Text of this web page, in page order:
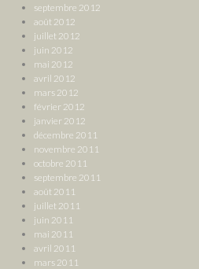
septembre 2012
août 2012
juillet 2012
juin 2012
mai 2012
avril 2012
mars 2012
février 2012
janvier 2012
décembre 2011
novembre 2011
octobre 2011
septembre 2011
août 2011
juillet 2011
juin 2011
mai 2011
avril 2011
mars 2011